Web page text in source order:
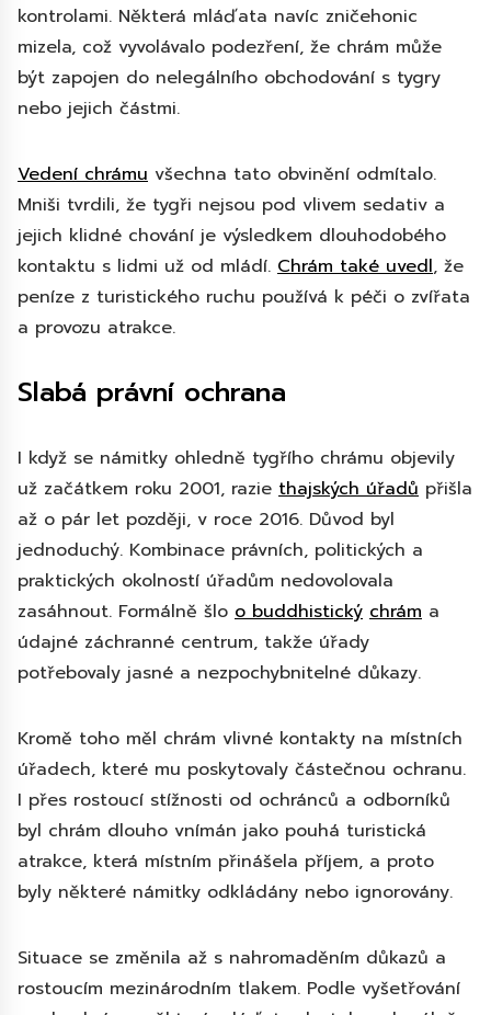
kontrolami. Některá mláďata navíc zničehonic
mizela, což vyvolávalo podezření, že chrám může
být zapojen do nelegálního obchodování s tygry
nebo jejich částmi.
Vedení chrámu všechna tato obvinění odmítalo.
Mniši tvrdili, že tygři nejsou pod vlivem sedativ a
jejich klidné chování je výsledkem dlouhodobého
kontaktu s lidmi už od mládí. Chrám také uvedl, že
peníze z turistického ruchu používá k péči o zvířata
a provozu atrakce.
Slabá právní ochrana
I když se námitky ohledně tygřího chrámu objevily
už začátkem roku 2001, razie thajských úřadů přišla
až o pár let později, v roce 2016. Důvod byl
jednoduchý. Kombinace právních, politických a
praktických okolností úřadům nedovolovala
zasáhnout. Formálně šlo o buddhistický chrám a
údajné záchranné centrum, takže úřady
potřebovaly jasné a nezpochybnitelné důkazy.
Kromě toho měl chrám vlivné kontakty na místních
úřadech, které mu poskytovaly částečnou ochranu.
I přes rostoucí stížnosti od ochránců a odborníků
byl chrám dlouho vnímán jako pouhá turistická
atrakce, která místním přinášela příjem, a proto
byly některé námitky odkládány nebo ignorovány.
Situace se změnila až s nahromaděním důkazů a
rostoucím mezinárodním tlakem. Podle vyšetřování